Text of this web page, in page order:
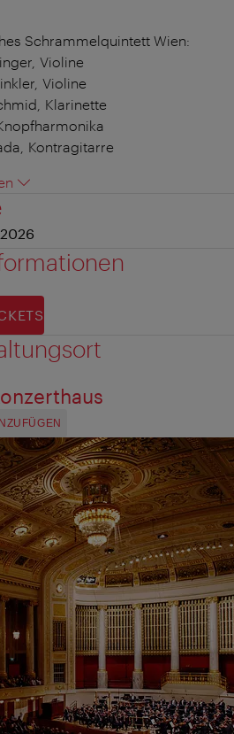
Schrammelquintett Wien:
Violine
Violine
Klarinette
Kontragitarre